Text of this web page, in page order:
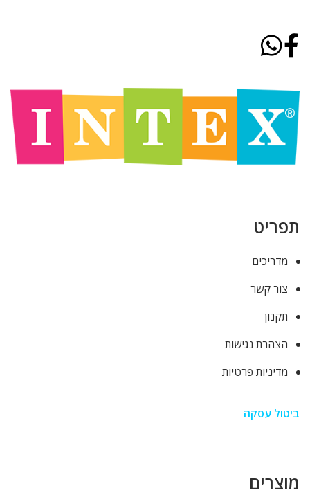
תפריט
מדריכים
צור קשר
תקנון
הצהרת נגישות
מדיניות פרטיות
ביטול עסקה
מוצרים